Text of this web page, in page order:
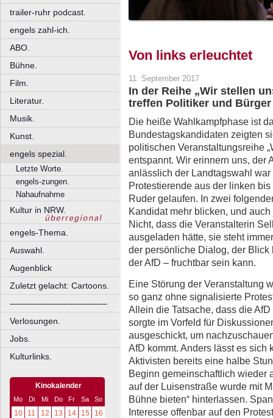
trailer-ruhr podcast.
engels zahl-ich.
ABO.
Bühne.
Film.
Literatur.
Musik.
Kunst.
engels spezial.
Letzte Worte.
engels-zungen.
Nahaufnahme
Kultur in NRW.
engels-Thema.
Auswahl.
Augenblick
Zuletzt gelacht: Cartoons.
––––––––––––––––––––
Verlosungen.
Jobs.
Kulturlinks.
Kinokalender
Mo Di Mi Do Fr Sa So
10 11 12 13 14 15
16
Von links erleuchtet
11. September 2017
In der Reihe „Wir stellen
treffen Politiker und
Die heiße Wahlkampfphase ist
Bundestagskandidaten zeigten
politischen Veranstaltungsreihe
entspannt. Wir erinnern uns, der
anlässlich der Landtagswahl
Protestierende aus der linken
Ruder gelaufen. In zwei
Kandidat mehr blicken, und
Nicht, dass die Veranstalterin
ausgeladen hätte, sie steht
der persönliche Dialog, der
der AfD – fruchtbar sein kann.
Eine Störung der Veranstaltung
so ganz ohne signalisierte
Allein die Tatsache, dass die
sorgte im Vorfeld für
ausgeschickt, um
AfD kommt. Anders lässt es sich
Aktivisten bereits eine halbe
Beginn gemeinschaftlich wieder
auf der Luisenstraße wurde mit
Bühne bieten“ hinterlassen.
Interesse offenbar auf den